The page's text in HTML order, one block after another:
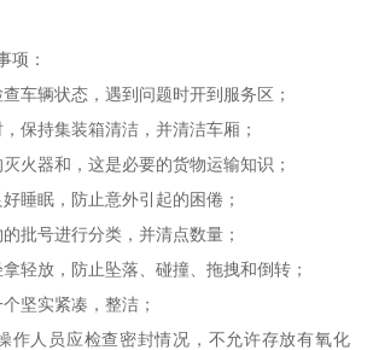
项：
车辆状态，遇到问题时开到服务区；
保持集装箱清洁，并清洁车厢；
火器和，这是必要的货物运输知识；
睡眠，防止意外引起的困倦；
批号进行分类，并清点数量；
轻放，防止坠落、碰撞、拖拽和倒转；
坚实紧凑，整洁；
作人员应检查密封情况，不允许存放有氧化